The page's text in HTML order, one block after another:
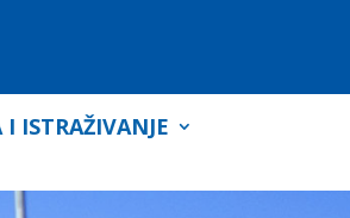
ISTRAŽIVANJE